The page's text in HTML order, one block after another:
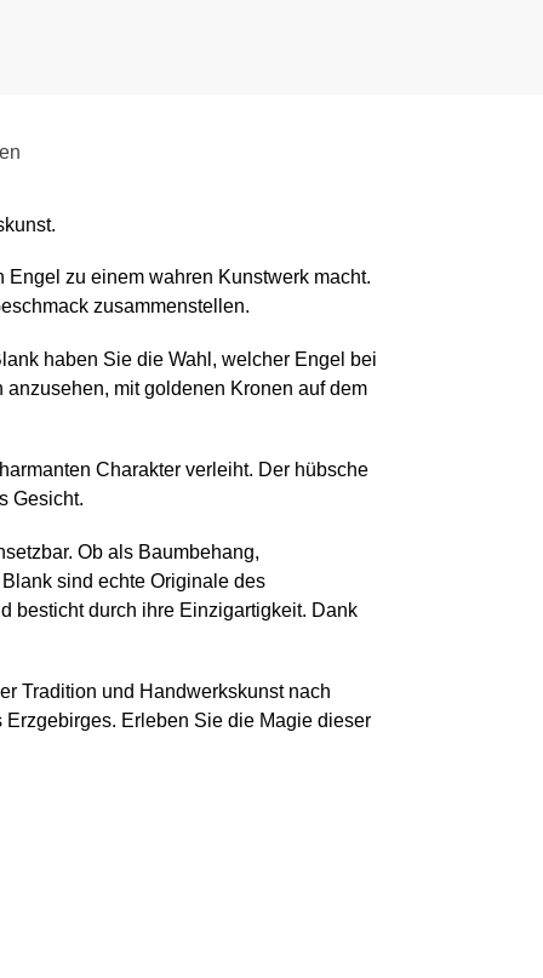
zu einem wahren Kunstwerk macht.
zusammenstellen.
haben Sie die Wahl, welcher Engel bei
mit goldenen Kronen auf dem
Charakter verleiht. Der hübsche
Gesicht.
Ob als Baumbehang,
sind echte Originale des
besticht durch ihre Einzigartigkeit. Dank
Tradition und Handwerkskunst nach
Erleben Sie die Magie dieser